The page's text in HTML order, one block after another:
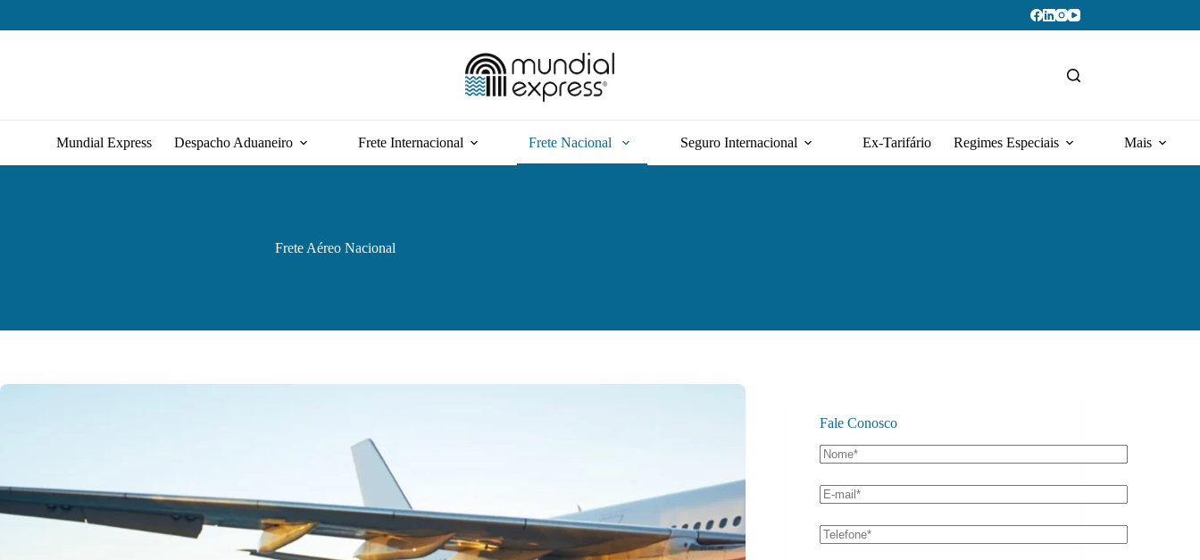
Mundial Express Despacho Aduaneiro Frete Internacional Frete Nacional Seguro Internacional Ex-Tarifário Regimes Especiais Mais
Frete Aéreo Nacional
Fale Conosco